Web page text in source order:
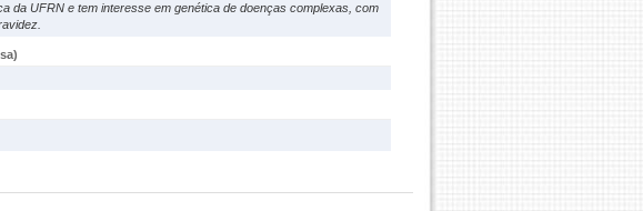
da UFRN e tem interesse em genética de doenças complexas, com